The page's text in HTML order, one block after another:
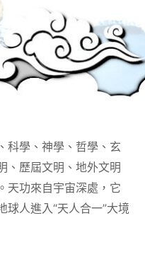
科學、神學、哲學、玄
、歷屆文明、地外文明
天功來自宇宙深處，它
球人進入“天人合一”大境